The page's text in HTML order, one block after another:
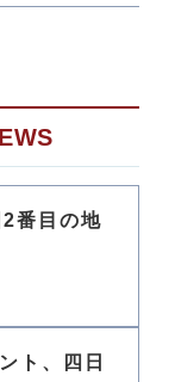
番目の地
ト、四日